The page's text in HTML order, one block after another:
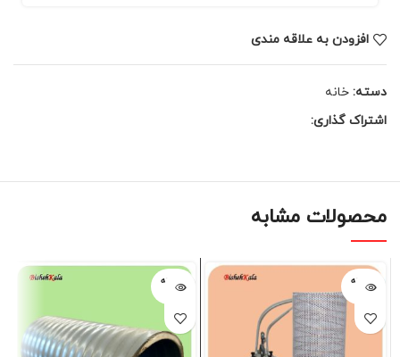
افزودن به علاقه مندی
دسته: خانه
اشتراک گذاری:
محصولات مشابه
فروخته
شده
فروخته
شده